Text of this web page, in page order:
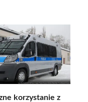
korzystanie z